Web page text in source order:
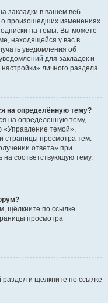
закладки в вашем веб-
произошедших изменениях.
на темы. Вы можете
находящейся у вас в
уведомления об
для закладок и
личного раздела.
на определённую тему?
на определённую тему,
«Управление темой»,
страницы просмотра тем.
ответа» при
на соответствующую тему.
щёлкните по ссылке
просмотра
и щёлкните по ссылке